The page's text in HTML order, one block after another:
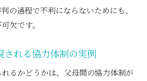
の過程で不利にならないためにも、
欠です。
される協力体制の実例
るかどうかは、父母間の協力体制が